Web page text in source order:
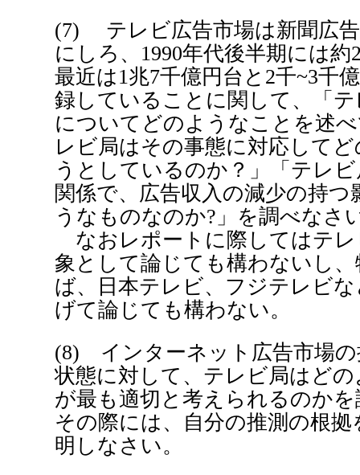
(7) テレビ広告市場は新聞広
にしろ、1990年代後半期には
最近は1兆7千億円台と2千~3千
録していることに関して、「
についてどのようなことを述
レビ局はその事態に対応して
うとしているのか？」「テレ
関係で、広告収入の減少の持
うなものなのか?」を調べなさ
なおレポートに際してはテレ
象として論じても構わないし
ば、日本テレビ、フジテレビ
げて論じても構わない。
(8) インターネット広告市場の
状態に対して、テレビ局はど
が最も適切と考えられるのか
その際には、自分の推測の根
明しなさい。